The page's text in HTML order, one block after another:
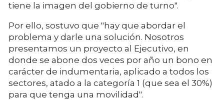
tiene la imagen del gobierno de turno".
Por ello, sostuvo que "hay que abordar el
problema y darle una solución. Nosotros
presentamos un proyecto al Ejecutivo, en
donde se abone dos veces por año un bono en
carácter de indumentaria, aplicado a todos los
sectores, atado a la categoría 1 (que sea el 30%)
para que tenga una movilidad".